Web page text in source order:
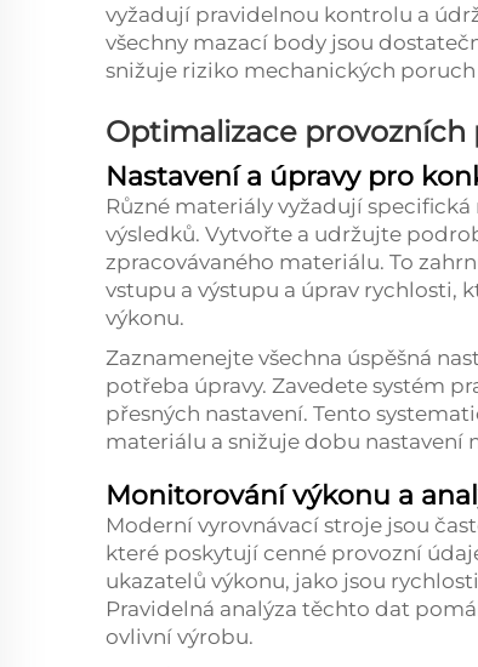
vyžadují pravidelnou kontrolu a
všechny mazací body jsou
snižuje riziko mechanických
Optimalizace provozních
Nastavení a úpravy pro
Různé materiály vyžadují
výsledků. Vytvořte a udržujte
zpracovávaného materiálu. To
vstupu a výstupu a úprav
výkonu.
Zaznamenejte všechna úspěšná
potřeba úpravy. Zavedete systém
přesných nastavení. Tento
materiálu a snižuje dobu
Monitorování výkonu a
Moderní vyrovnávací stroje jsou
které poskytují cenné provozní
ukazatelů výkonu, jako jsou
Pravidelná analýza těchto dat
ovlivní výrobu.